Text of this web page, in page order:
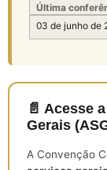
Última
03 de junho de
📄 Acesse
Gerais
A Convenção